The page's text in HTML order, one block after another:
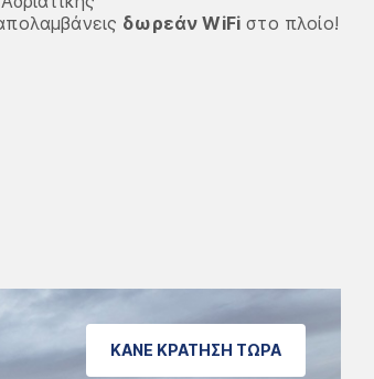
δωρεάνWiFi στο πλοίο!
ΚΑΝΕ ΚΡΑΤΗΣΗ ΤΩΡΑ